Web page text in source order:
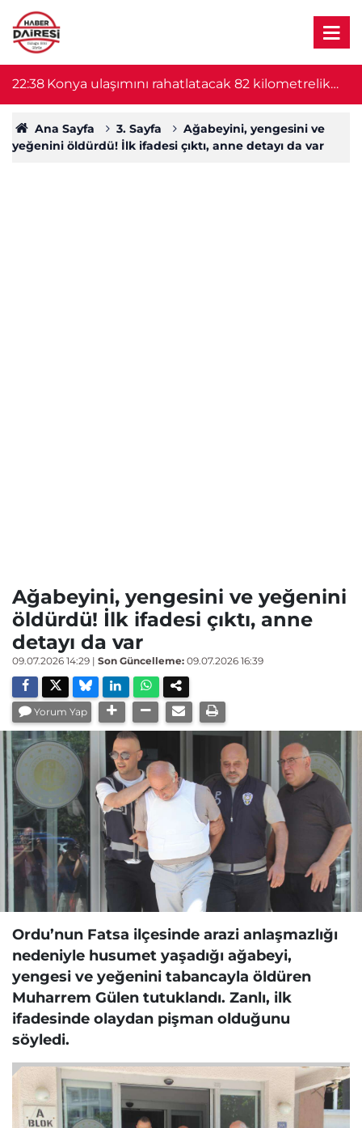
22:38 Konya ulaşımını rahatlatacak 82 kilometrelik
proje başlıyor! Bakan Uraloğlu duyurdu
Ana Sayfa 3. Sayfa
Ağabeyini, yengesini ve
yeğenini öldürdü! İlk ifadesi çıktı, anne detayı da var
Ağabeyini, yengesini ve yeğenini
öldürdü! İlk ifadesi çıktı, anne
detayı da var
09.07.2026 14:29 | Son Güncelleme: 09.07.2026 16:39
Yorum Yap
Ordu’nun Fatsa ilçesinde arazi anlaşmazlığı
nedeniyle husumet yaşadığı ağabeyi,
yengesi ve yeğenini tabancayla öldüren
Muharrem Gülen tutuklandı. Zanlı, ilk
ifadesinde olaydan pişman olduğunu
söyledi.